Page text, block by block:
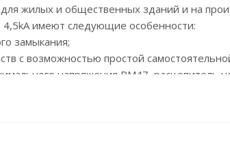
жилых и общественных зданий и на
имеют следующие особенности:
замыкания;
с возможностью простой
напряжения РМ47, расцепитель
теплоотдачей;
выключателя с увеличенной площадью